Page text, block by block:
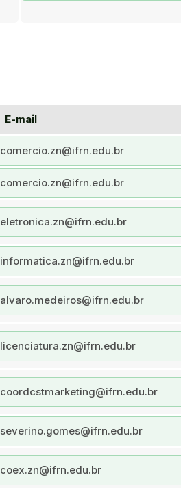
E-mail
comercio.zn@ifrn.edu.br
comercio.zn@ifrn.edu.br
eletronica.zn@ifrn.edu.br
informatica.zn@ifrn.edu.br
alvaro.medeiros@ifrn.edu.br
licenciatura.zn@ifrn.edu.br
coordcstmarketing@ifrn.edu.br
severino.gomes@ifrn.edu.br
coex.zn@ifrn.edu.br